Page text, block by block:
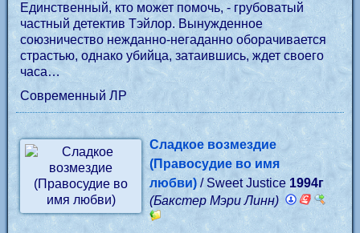
Единственный, кто может помочь, - грубоватый
частный детектив Тэйлор. Вынужденное
союзничество нежданно-негаданно оборачивается
страстью, однако убийца, затаившись, ждет своего
часа…
Современный ЛР
Сладкое возмездие
(Правосудие во имя
любви) / Sweet Justice1994г
(Бакстер Мэри Линн)